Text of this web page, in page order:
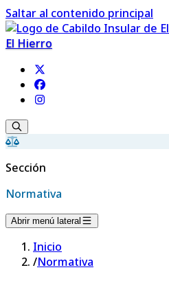
Saltar al contenido principal
El Hierro
Sección
Normativa
Abrir menú lateral
Inicio
/Normativa